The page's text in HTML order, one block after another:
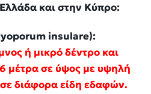
και στην Κύπρο:
insulare):
ή μικρό δέντρο και
μέτρα σε ύψος με υψηλή
διάφορα είδη εδαφών.